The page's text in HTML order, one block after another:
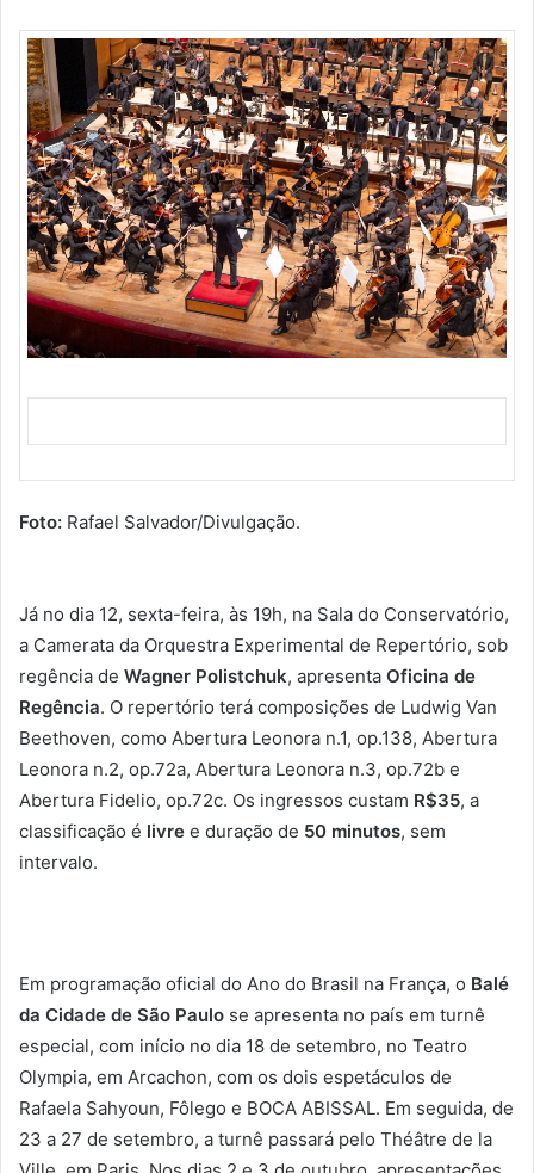
Foto: Rafael Salvador/Divulgação.
Já no dia 12, sexta-feira, às 19h, na Sala do Conservatório,
a Camerata da Orquestra Experimental de Repertório, sob
regência de Wagner Polistchuk, apresenta Oficina de
Regência. O repertório terá composições de Ludwig Van
Beethoven, como Abertura Leonora n.1, op.138, Abertura
Leonora n.2, op.72a, Abertura Leonora n.3, op.72b e
Abertura Fidelio, op.72c. Os ingressos custam R$35, a
classificação é livre e duração de 50 minutos, sem
intervalo.
Em programação oficial do Ano do Brasil na França, o Balé
da Cidade de São Paulo se apresenta no país em turnê
especial, com início no dia 18 de setembro, no Teatro
Olympia, em Arcachon, com os dois espetáculos de
Rafaela Sahyoun, Fôlego e BOCA ABISSAL. Em seguida, de
23 a 27 de setembro, a turnê passará pelo Théâtre de la